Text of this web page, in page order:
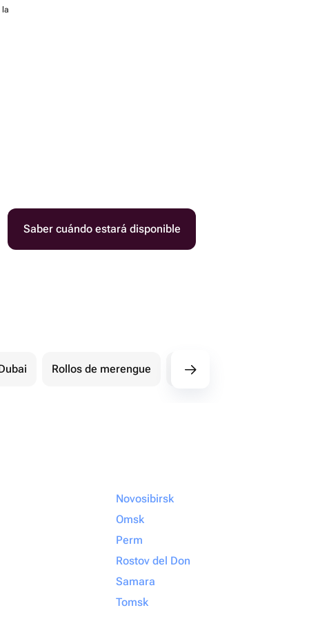
la
Saber cuándo estará disponible
Rollos de merengue Pasteles de bebé
Novosibirsk
Omsk
Perm
Rostov del Don
Samara
Tomsk